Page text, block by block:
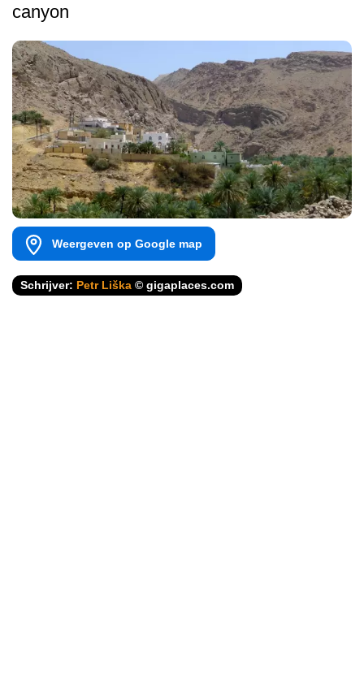
canyon
Weergeven op Google map
Schrijver: Petr Liška © gigaplaces.com